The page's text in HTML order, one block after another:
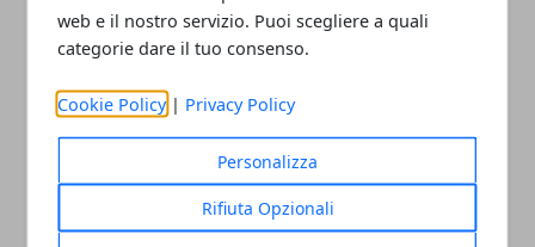
web e il nostro servizio. Puoi scegliere a quali
categorie dare il tuo consenso.
Cookie Policy | Privacy Policy
Personalizza
Rifiuta Opzionali
Facebook
TwitterWhatsapp
Articolo Precedente Articolo Successivo